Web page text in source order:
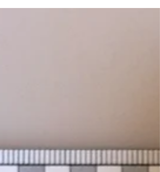
poté, co jsou vyzvednuty ze země, ale...